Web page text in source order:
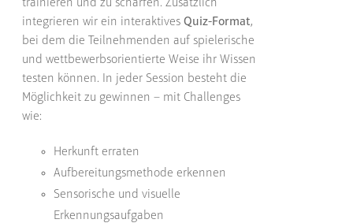
trainieren und zu schärfen. Zusätzlich
integrieren wir ein interaktivesQuiz-Format,
bei dem die Teilnehmenden auf spielerische
und wettbewerbsorientierte Weise ihr Wissen
testen können. In jeder Session besteht die
Möglichkeit zu gewinnen – mit Challenges
wie:
Herkunft erraten
Aufbereitungsmethode erkennen
Sensorische und visuelle
Erkennungsaufgaben